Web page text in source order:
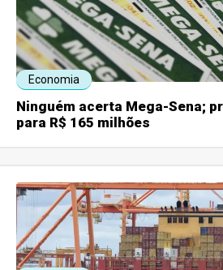
Economia
Ninguém acerta Mega-Sena;
para R$ 165 milhões